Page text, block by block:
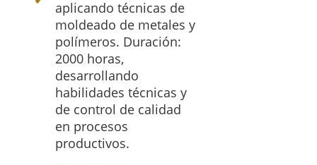
aplicando técnicas de
moldeado de metales y
polímeros. Duración:
2000 horas,
desarrollando
habilidades técnicas y
de control de calidad
en procesos
productivos.